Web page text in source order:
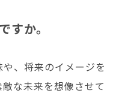
すか。
、将来のイメージを
な未来を想像させて